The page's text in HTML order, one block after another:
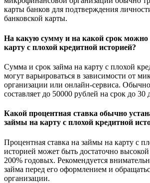
карты банков для подтверждения
банковской карты.
На какую сумму и на какой срок можно
карту с плохой кредитной историей?
Сумма и срок займа на карту с плохой
могут варьироваться в зависимости от
организации или онлайн-сервиса.
составляет до 50000 рублей на срок до 30
Какой процентная ставка обычно
займы на карту с плохой кредитной
Процентная ставка на займы на карту с
историей может быть достаточно высокой
200% годовых. Рекомендуется
займа перед его оформлением и
организации.